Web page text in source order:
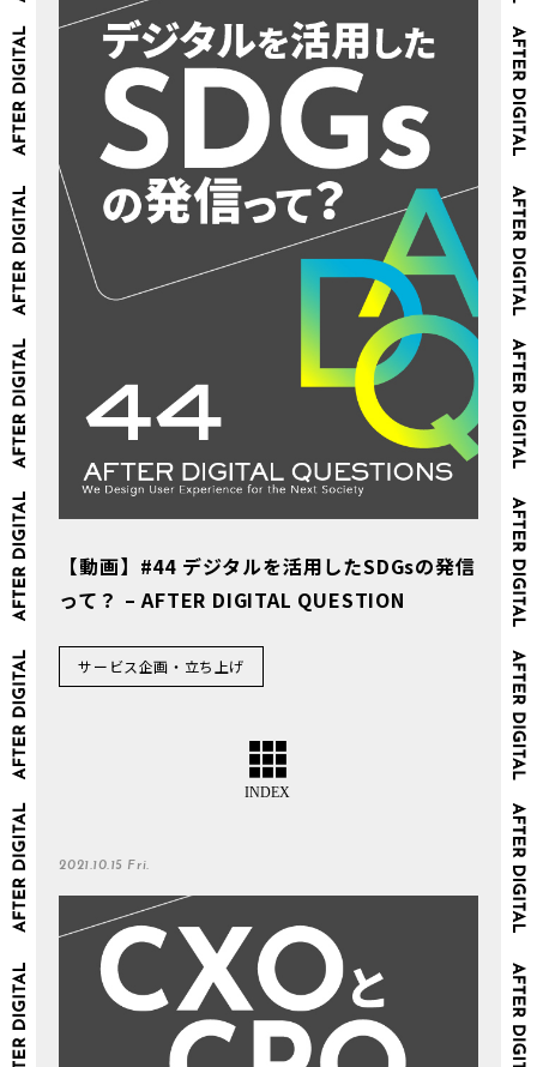
【動画】#44 デジタルを活用したSDGsの発信
って？ – AFTER DIGITAL QUESTION
サービス企画・立ち上げ
2021.10.15 Fri.